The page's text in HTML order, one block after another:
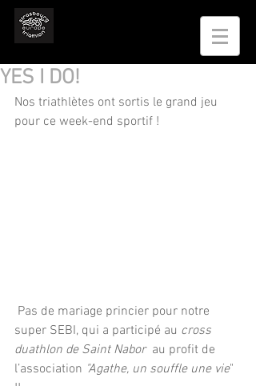
YES I DO!
Nos triathlètes ont sortis le grand jeu
pour ce week-end sportif !
super SEBI, qui a participé au cross
duathlon de Saint Nabor au profit de
l’association "Agathe, un souffle une vie"